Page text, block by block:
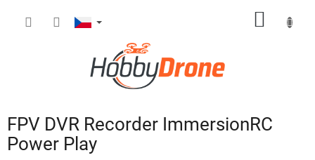
FPV DVR Recorder ImmersionRC
Power Play